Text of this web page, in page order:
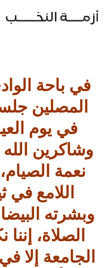
أزمــــة النخـــــب
في باحة
المصلين
في يوم
وشاكرين
نعمة
اللامع في
وبشرته
الصلاة،
الجامعة إلا